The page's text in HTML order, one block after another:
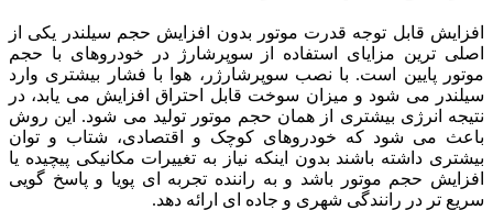
افزایش قابل توجه قدرت موتور بدون افزایش حجم سیلندر یکی از
اصلی ترین مزایای استفاده از سوپرشارژ در خودروهای با حجم
موتور پایین است. با نصب سوپرشارژر، هوا با فشار بیشتری وارد
سیلندر می شود و میزان سوخت قابل احتراق افزایش می یابد، در
نتیجه انرژی بیشتری از همان حجم موتور تولید می شود. این روش
باعث می شود که خودروهای کوچک و اقتصادی، شتاب و توان
بیشتری داشته باشند بدون اینکه نیاز به تغییرات مکانیکی پیچیده یا
افزایش حجم موتور باشد و به راننده تجربه ای پویا و پاسخ گویی
سریع تر در رانندگی شهری و جاده ای ارائه دهد.